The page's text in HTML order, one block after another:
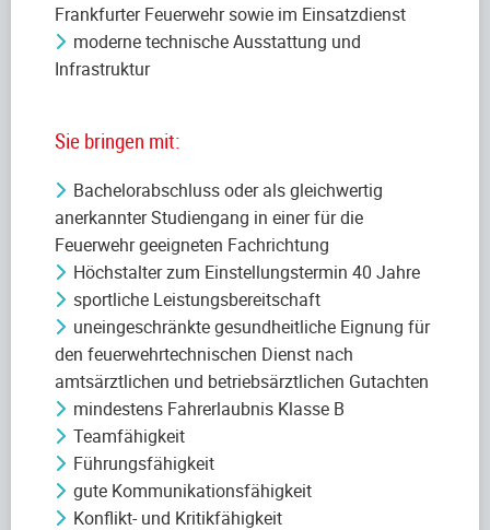
Frankfurter Feuerwehr sowie im Einsatzdienst
moderne technische Ausstattung und
Infrastruktur
Sie bringen mit:
Bachelorabschluss oder als gleichwertig
anerkannter Studiengang in einer für die
Feuerwehr geeigneten Fachrichtung
Höchstalter zum Einstellungstermin 40 Jahre
sportliche Leistungsbereitschaft
uneingeschränkte gesundheitliche Eignung für
den feuerwehrtechnischen Dienst nach
amtsärztlichen und betriebsärztlichen Gutachten
mindestens Fahrerlaubnis Klasse B
Teamfähigkeit
Führungsfähigkeit
gute Kommunikationsfähigkeit
Konflikt- und Kritikfähigkeit